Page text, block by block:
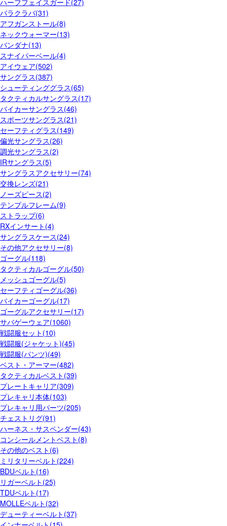
ハーフフェイスガード(27)
バラクラバ(31)
アフガンストール(8)
ネックウォーマー(13)
バンダナ(13)
スナイパーベール(4)
アイウェア(502)
サングラス(387)
シューティンググラス(65)
タクティカルサングラス(17)
バイカーサングラス(46)
スポーツサングラス(21)
セーフティグラス(149)
偏光サングラス(26)
調光サングラス(2)
IRサングラス(5)
サングラスアクセサリー(74)
交換レンズ(21)
ノーズピース(2)
テンプルフレーム(9)
ストラップ(6)
RXインサート(4)
サングラスケース(24)
その他アクセサリー(8)
ゴーグル(118)
タクティカルゴーグル(50)
メッシュゴーグル(5)
セーフティゴーグル(36)
バイカーゴーグル(17)
ゴーグルアクセサリー(17)
サバゲーウェア(1060)
戦闘服セット(10)
戦闘服(ジャケット)(45)
戦闘服(パンツ)(49)
ベスト・アーマー(482)
タクティカルベスト(39)
プレートキャリア(309)
プレキャリ本体(103)
プレキャリ用パーツ(205)
チェストリグ(91)
ハーネス・サスペンダー(43)
コンシールメントベスト(8)
その他のベスト(6)
ミリタリーベルト(224)
BDUベルト(16)
リガーベルト(25)
TDUベルト(17)
MOLLEベルト(32)
デューティーベルト(37)